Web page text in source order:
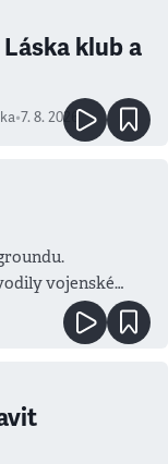
klub a
•7. 8. 2026
vojenské